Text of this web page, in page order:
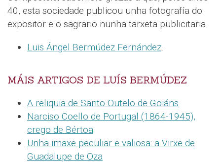
40, esta sociedade publicou unha fotografía do
expositor e o sagrario nunha tarxeta publicitaria.
Luis Ángel Bermúdez Fernández.
MÁIS ARTIGOS DE LUÍS BERMÚDEZ
A reliquia de Santo Outelo de Goiáns
Narciso Coello de Portugal (1864-1945),
crego de Bértoa
Unha imaxe peculiar e valiosa: a Virxe de
Guadalupe de Oza